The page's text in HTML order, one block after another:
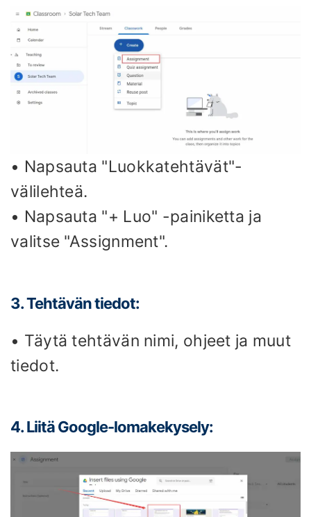
• Napsauta "Luokkatehtävät"-
välilehteä.
• Napsauta "+ Luo" -painiketta ja
valitse "Assignment".
3. Tehtävän tiedot:
• Täytä tehtävän nimi, ohjeet ja muut
tiedot.
4. Liitä Google-lomakekysely: